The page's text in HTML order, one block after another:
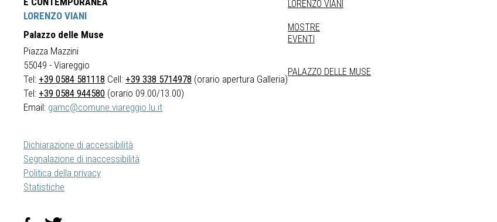
LORENZO VIANI
Palazzo delle Muse
Piazza Mazzini
55049 - Viareggio
Tel: +39 0584 581118 Cell: +39 338 5714978 (orario apertura Galleria)
Tel: +39 0584 944580 (orario 09.00/13.00)
Email: gamc@comune.viareggio.lu.it
Dichiarazione di accessibilità
Segnalazione di inaccessibilità
Politica della privacy
Statistiche
LORENZO VIANI
MOSTRE
EVENTI
PALAZZO DELLE MUSE